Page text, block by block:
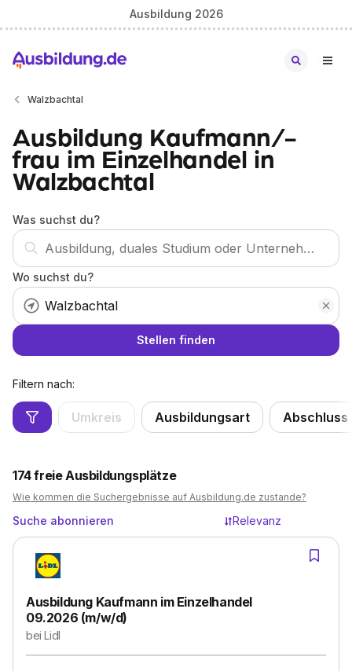
Ausbildung 2026
Walzbachtal
Ausbildung Kaufmann/-
frau im Einzelhandel in
Walzbachtal
Was suchst du?
Wo suchst du?
Stellen finden
Filtern nach:
Umkreis Ausbildungsart Abschluss
174freie Ausbildungsplätze
Wie kommen die Suchergebnisse auf Ausbildung.de zustande?
Suche abonnieren Relevanz
Ausbildung Kaufmann im Einzelhandel
09.2026 (m/w/d)
beiLidl